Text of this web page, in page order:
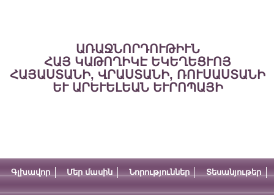
ԱՌԱՋՆՈՐԴՈՒԹԻՒՆ
ՀԱՅ ԿԱԹՈՂԻԿԷ ԵԿԵՂԵՑՒՈՅ
ՀԱՅԱՍՏԱՆԻ, ՎՐԱՍՏԱՆԻ, ՌՈՒՍԱՍՏԱՆԻ
ԵՒ ԱՐԵՒԵԼԵԱՆ ԵՒՐՈՊԱՅԻ
Գլխավոր Մեր մասին Նորություններ Տեսանյութեր